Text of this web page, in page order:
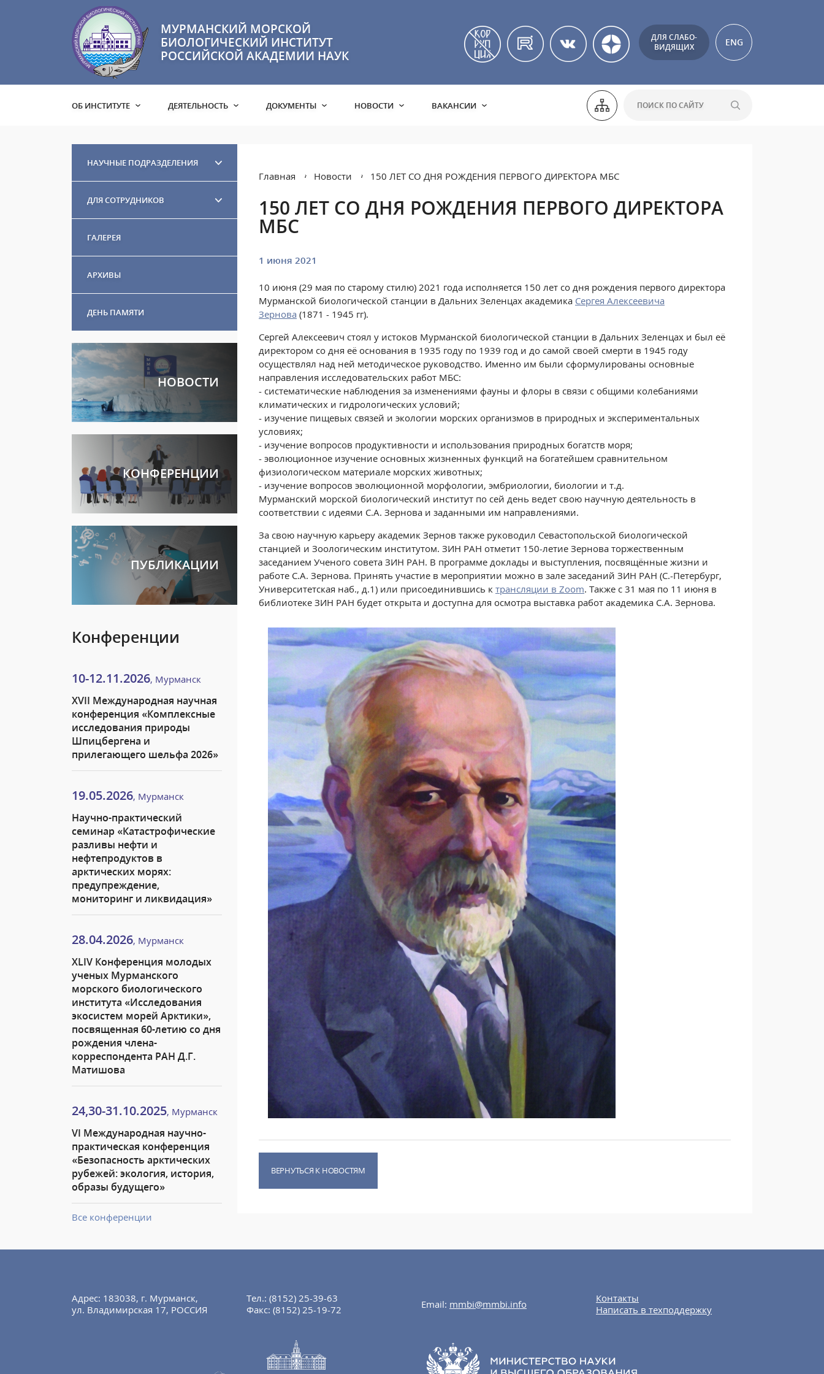
МУРМАНСКИЙ МОРСКОЙ
БИОЛОГИЧЕСКИЙ ИНСТИТУТ
РОССИЙСКОЙ АКАДЕМИИ НАУК
ДЛЯ СЛАБО-
ВИДЯЩИХ
ENG
ОБ ИНСТИТУТЕ ДЕЯТЕЛЬНОСТЬ ДОКУМЕНТЫ НОВОСТИ ВАКАНСИИ
НАУЧНЫЕ ПОДРАЗДЕЛЕНИЯ
ДЛЯ СОТРУДНИКОВ
ГАЛЕРЕЯ
АРХИВЫ
ДЕНЬ ПАМЯТИ
НОВОСТИ
КОНФЕРЕНЦИИ
ПУБЛИКАЦИИ
Конференции
10-12.11.2026, Мурманск
XVII Международная научная
конференция «Комплексные
исследования природы
Шпицбергена и
прилегающего шельфа 2026»
19.05.2026, Мурманск
Научно-практический
семинар «Катастрофические
разливы нефти и
нефтепродуктов в
арктических морях:
предупреждение,
мониторинг и ликвидация»
28.04.2026, Мурманск
XLIV Конференция молодых
ученых Мурманского
морского биологического
института «Исследования
экосистем морей Арктики»,
посвященная 60-летию со дня
рождения члена-
корреспондента РАН Д.Г.
Матишова
24,30-31.10.2025, Мурманск
VI Международная научно-
практическая конференция
«Безопасность арктических
рубежей: экология, история,
образы будущего»
Все конференции
Главная Новости 150 ЛЕТ СО ДНЯ РОЖДЕНИЯ ПЕРВОГО ДИРЕКТОРА МБС
150 ЛЕТ СО ДНЯ РОЖДЕНИЯ ПЕРВОГО ДИРЕКТОРА
МБС
1 июня 2021
10 июня (29 мая по старому стилю) 2021 года исполняется 150 лет со дня рождения первого директора
Мурманской биологической станции в Дальних Зеленцах академика Сергея Алексеевича
Зернова (1871 - 1945 гг).
Сергей Алексеевич стоял у истоков Мурманской биологической станции в Дальних Зеленцах и был её
директором со дня её основания в 1935 году по 1939 год и до самой своей смерти в 1945 году
осуществлял над ней методическое руководство. Именно им были сформулированы основные
направления исследовательских работ МБС:
- систематические наблюдения за изменениями фауны и флоры в связи с общими колебаниями
климатических и гидрологических условий;
- изучение пищевых связей и экологии морских организмов в природных и экспериментальных
условиях;
- изучение вопросов продуктивности и использования природных богатств моря;
- эволюционное изучение основных жизненных функций на богатейшем сравнительном
физиологическом материале морских животных;
- изучение вопросов эволюционной морфологии, эмбриологии, биологии и т.д.
Мурманский морской биологический институт по сей день ведет свою научную деятельность в
соответствии с идеями С.А. Зернова и заданными им направлениями.
За свою научную карьеру академик Зернов также руководил Севастопольской биологической
станцией и Зоологическим институтом. ЗИН РАН отметит 150-летие Зернова торжественным
заседанием Ученого совета ЗИН РАН. В программе доклады и выступления, посвящённые жизни и
работе С.А. Зернова. Принять участие в мероприятии можно в зале заседаний ЗИН РАН (С.-Петербург,
Университетская наб., д.1) или присоединившись к трансляции в Zoom. Также с 31 мая по 11 июня в
библиотеке ЗИН РАН будет открыта и доступна для осмотра выставка работ академика С.А. Зернова.
ВЕРНУТЬСЯ К НОВОСТЯМ
Адрес: 183038, г. Мурманск,
ул. Владимирская 17, РОССИЯ
Тел.: (8152) 25-39-63
Факс: (8152) 25-19-72 Email: mmbi@mmbi.info
Контакты
Написать в техподдержку